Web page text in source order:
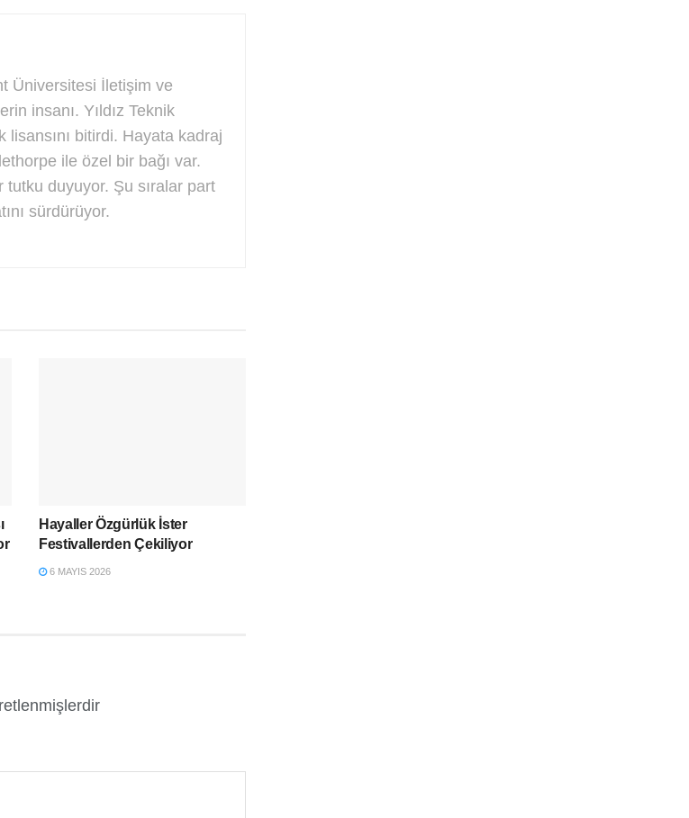
Üniversitesi İletişim ve
insanı. Yıldız Teknik
lisansını bitirdi. Hayata kadraj
ile özel bir bağı var.
duyuyor. Şu sıralar part
sürdürüyor.
Hayaller Özgürlük İster
Festivallerden Çekiliyor
6 MAYIS 2026